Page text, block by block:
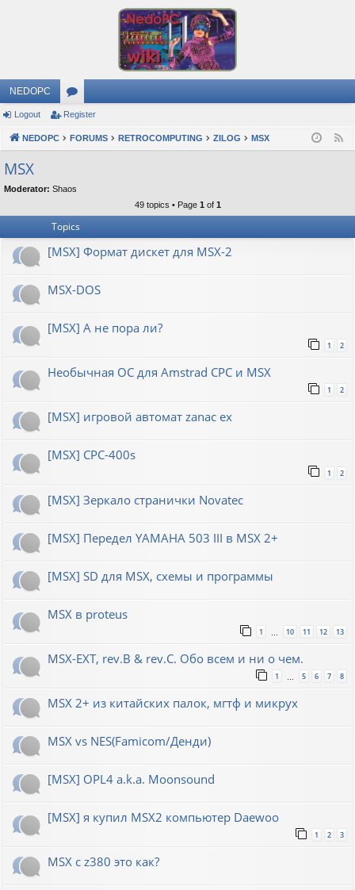
NEDOPC
or
u
s
Logout Register
NEDOPC FORUMS RETROCOMPUTING ZILOG MSX
MSX
Moderator: Shaos
49 topics • Page 1 of 1
Topics
[MSX] Формат дискет для MSX-2
MSX-DOS
[MSX] А не пора ли?
1 2
Необычная ОС для Amstrad CPC и MSX
1 2
[MSX] игровой автомат zanac ex
[MSX] CPC-400s
1 2
[MSX] Зеркало странички Novatec
[MSX] Передел YAMAHA 503 III в MSX 2+
[MSX] SD для MSX, схемы и программы
MSX в proteus
1 10 11 12 13
MSX-EXT, rev.B & rev.C. Обо всем и ни о чем.
1 5 6 7 8
MSX 2+ из китайских палок, мгтф и микрух
MSX vs NES(Famicom/Денди)
[MSX] OPL4 a.k.a. Moonsound
[MSX] я купил MSX2 компьютер Daewoo
1 2 3
MSX с z380 это как?